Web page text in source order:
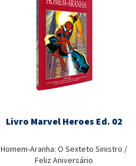
Livro Marvel Heroes Ed. 02
Homem-Aranha: O Sexteto Sinistro /
Feliz Aniversário